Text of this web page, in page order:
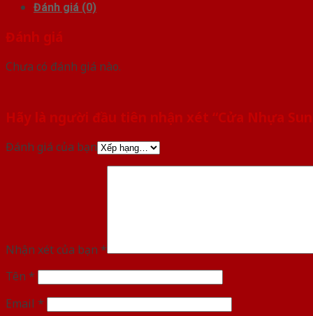
Đánh giá (0)
Đánh giá
Chưa có đánh giá nào.
Hãy là người đầu tiên nhận xét “Cửa Nhựa
Đánh giá của bạn
Nhận xét của bạn *
Tên *
Email *